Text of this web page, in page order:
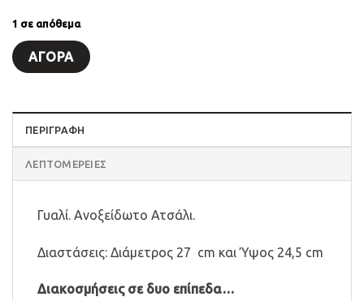
1 σε απόθεμα
ΑΓΟΡΆ
ΠΕΡΙΓΡΑΦΗ
ΛΕΠΤΟΜΈΡΕΙΕΣ
Γυαλί. Ανοξείδωτο Ατσάλι.
Διαστάσεις: Διάμετρος 27 cm και Ύψος 24,5 cm
Διακοσμήσεις σε δυο επίπεδα…